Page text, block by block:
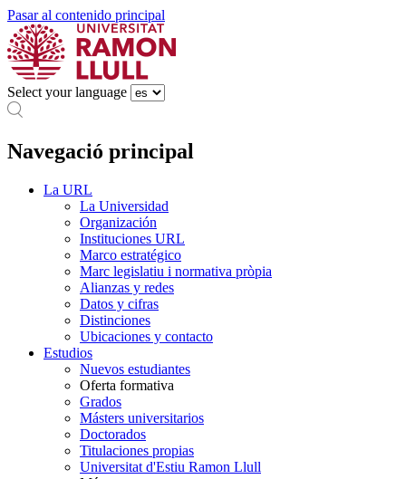
Pasar al contenido principal
Select your language
Navegació principal
La URL
La Universidad
Organización
Instituciones URL
Marco estratégico
Marc legislatiu i normativa pròpia
Alianzas y redes
Datos y cifras
Distinciones
Ubicaciones y contacto
Estudios
Nuevos estudiantes
Oferta formativa
Grados
Másters universitarios
Doctorados
Titulaciones propias
Universitat d'Estiu Ramon Llull